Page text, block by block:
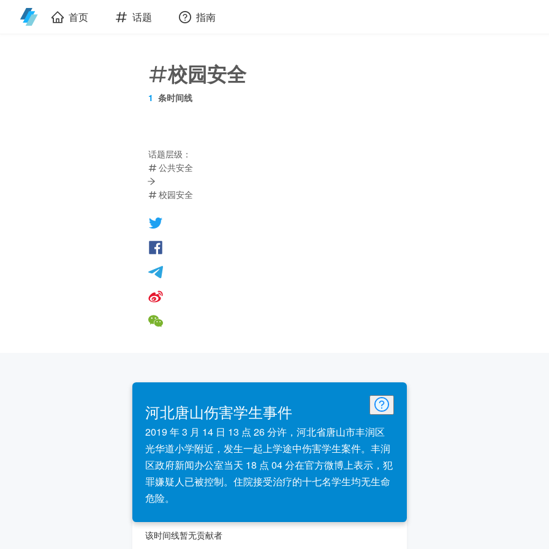
首页 话题 指南
校园安全
1 条时间线
话题层级：
公共安全
校园安全
河北唐山伤害学生事件
2019 年 3 月 14 日 13 点 26 分许，河北省唐山市丰润区
光华道小学附近，发生一起上学途中伤害学生案件。丰润
区政府新闻办公室当天 18 点 04 分在官方微博上表示，犯
罪嫌疑人已被控制。住院接受治疗的十七名学生均无生命
危险。
该时间线暂无贡献者